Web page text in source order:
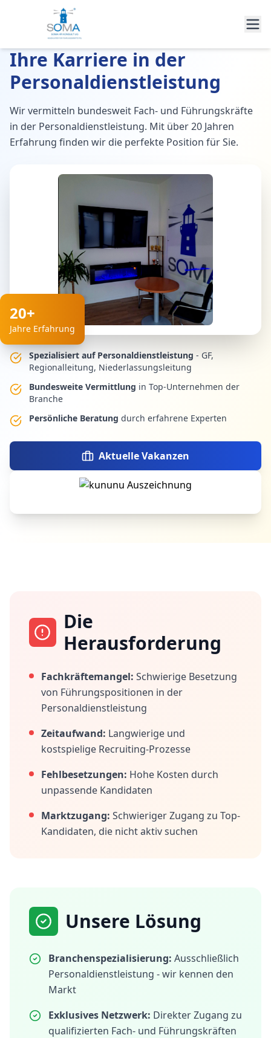
Ihre Karriere in der
Personaldienstleistung
Wir vermitteln bundesweit Fach- und Führungskräfte
in der Personaldienstleistung. Mit über 20 Jahren
Erfahrung finden wir die perfekte Position für Sie.
20+
Jahre Erfahrung
Spezialisiert auf Personaldienstleistung - GF,
Regionalleitung, Niederlassungsleitung
Bundesweite Vermittlung in Top-Unternehmen der
Branche
Persönliche Beratung durch erfahrene Experten
Aktuelle Vakanzen
Die
Herausforderung
Fachkräftemangel: Schwierige Besetzung
von Führungspositionen in der
Personaldienstleistung
Zeitaufwand: Langwierige und
kostspielige Recruiting-Prozesse
Fehlbesetzungen: Hohe Kosten durch
unpassende Kandidaten
Marktzugang: Schwieriger Zugang zu Top-
Kandidaten, die nicht aktiv suchen
Unsere Lösung
Branchenspezialisierung: Ausschließlich
Personaldienstleistung - wir kennen den
Markt
Exklusives Netzwerk: Direkter Zugang zu
qualifizierten Fach- und Führungskräften